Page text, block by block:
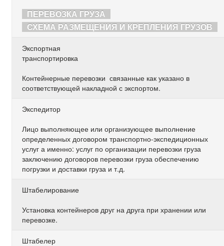
ПЕРЕВОЗКА ГРУЗА
СХЕМА РАЗМЕЩЕНИЯ И КРЕПЛЕНИЯ ГРУЗОВ
Экспортная
транспортировка
Контейнерные перевозки связанные как указано в
соответствующей накладной с экспортом.
Экспедитор
Лицо выполняющее или организующее выполнение
определенных договором транспортно-экспедиционных
услуг а именно: услуг по организации перевозки груза
заключению договоров перевозки груза обеспечению
погрузки и доставки груза и т.д.
Штабелирование
Установка контейнеров друг на друга при хранении или
перевозке.
Штабелер